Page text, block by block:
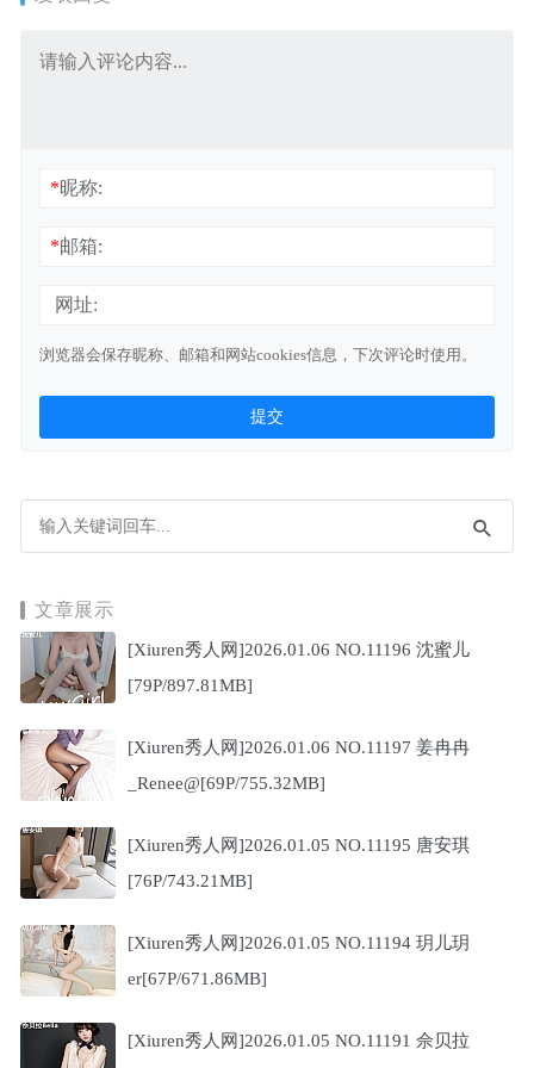
*昵称:
*邮箱:
网址:
浏览器会保存昵称、邮箱和网站cookies信息，下次评论时使用。
文章展示
[Xiuren秀人网]2026.01.06 NO.11196 沈蜜儿
[79P/897.81MB]
[Xiuren秀人网]2026.01.06 NO.11197 姜冉冉
_Renee@[69P/755.32MB]
[Xiuren秀人网]2026.01.05 NO.11195 唐安琪
[76P/743.21MB]
[Xiuren秀人网]2026.01.05 NO.11194 玥儿玥
er[67P/671.86MB]
[Xiuren秀人网]2026.01.05 NO.11191 佘贝拉